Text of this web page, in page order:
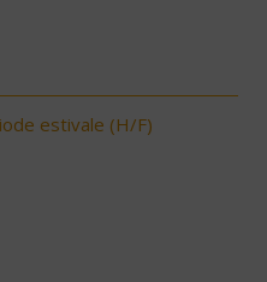
estivale (H/F)